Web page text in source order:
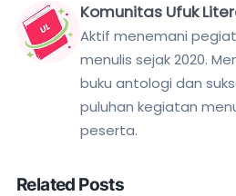
Komunitas Ufuk
Aktif menemani
menulis sejak 2020.
buku antologi dan
puluhan kegiatan
peserta.
Related Posts